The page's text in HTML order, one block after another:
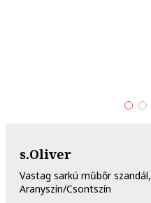
s.Oliver
Vastag sarkú műbőr szandál,
Aranyszín/Csontszín